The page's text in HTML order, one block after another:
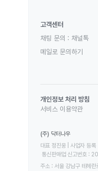
고객센터
채팅 문의 : 채널톡
메일로 문의하기
개인정보 처리 방침
서비스 이용약관
(주) 닥터나우
대표 정진웅 | 사업자
통신판매업 신고번호
주소 : 서울 강남구 테헤